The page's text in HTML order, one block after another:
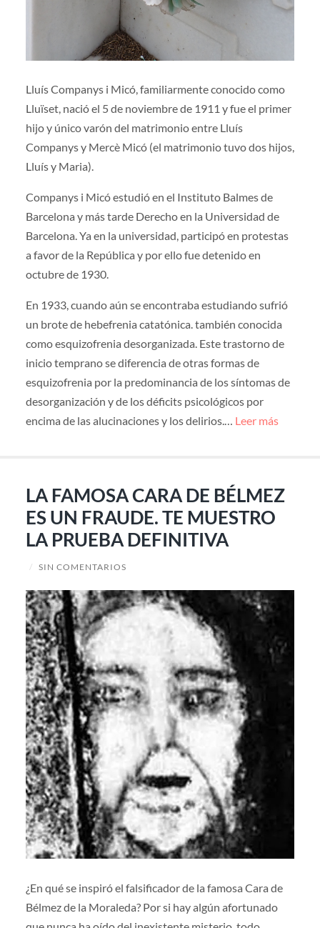
Lluís Companys i Micó, familiarmente conocido como
Lluïset, nació el 5 de noviembre de 1911 y fue el primer
hijo y único varón del matrimonio entre Lluís
Companys y Mercè Micó (el matrimonio tuvo dos hijos,
Lluís y Maria).
Companys i Micó estudió en el Instituto Balmes de
Barcelona y más tarde Derecho en la Universidad de
Barcelona. Ya en la universidad, participó en protestas
a favor de la República y por ello fue detenido en
octubre de 1930.
En 1933, cuando aún se encontraba estudiando sufrió
un brote de hebefrenia catatónica. también conocida
como esquizofrenia desorganizada. Este trastorno de
inicio temprano se diferencia de otras formas de
esquizofrenia por la predominancia de los síntomas de
desorganización y de los déficits psicológicos por
encima de las alucinaciones y los delirios.… Leer más
LA FAMOSA CARA DE BÉLMEZ
ES UN FRAUDE. TE MUESTRO
LA PRUEBA DEFINITIVA
/ SIN COMENTARIOS
¿En qué se inspiró el falsificador de la famosa Cara de
Bélmez de la Moraleda? Por si hay algún afortunado